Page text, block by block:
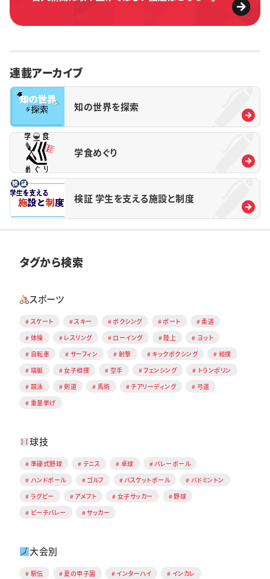
連載アーカイブ
知の世界を探索
学食めぐり
検証 学生を支える施設と制度
タグから検索
スポーツ
スケート スキー ボクシング ボート
柔道
体操
レスリング ローイング 陸上
ヨット
自転車
サーフィン 射撃 キックボクシング
相撲
端艇
女子相撲 空手 フェンシング
トランポリン
競泳
剣道 馬術 チアリーディング
弓道
重量挙げ
球技
準硬式野球 テニス 卓球
バレーボール
ハンドボール
ゴルフ バスケットボール
バドミントン
ラグビー
アメフト 女子サッカー
野球
ビーチバレー
サッカー
大会別
駅伝 夏の甲子園 インターハイ
インカレ